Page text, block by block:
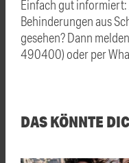
Einfach gut informiert:
Behinderungen aus
gesehen? Dann
490400) oder per
DAS KÖNNTE